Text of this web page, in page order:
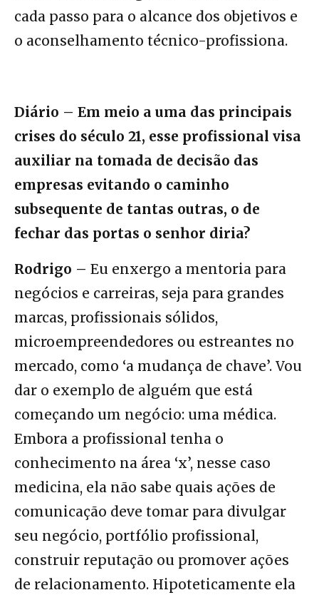
cada passo para o alcance dos objetivos e
o aconselhamento técnico-profissiona.
Diário – Em meio a uma das principais
crises do século 21, esse profissional visa
auxiliar na tomada de decisão das
empresas evitando o caminho
subsequente de tantas outras, o de
fechar das portas o senhor diria?
Rodrigo – Eu enxergo a mentoria para
negócios e carreiras, seja para grandes
marcas, profissionais sólidos,
microempreendedores ou estreantes no
mercado, como ‘a mudança de chave’. Vou
dar o exemplo de alguém que está
começando um negócio: uma médica.
Embora a profissional tenha o
conhecimento na área ‘x’, nesse caso
medicina, ela não sabe quais ações de
comunicação deve tomar para divulgar
seu negócio, portfólio profissional,
construir reputação ou promover ações
de relacionamento. Hipoteticamente ela